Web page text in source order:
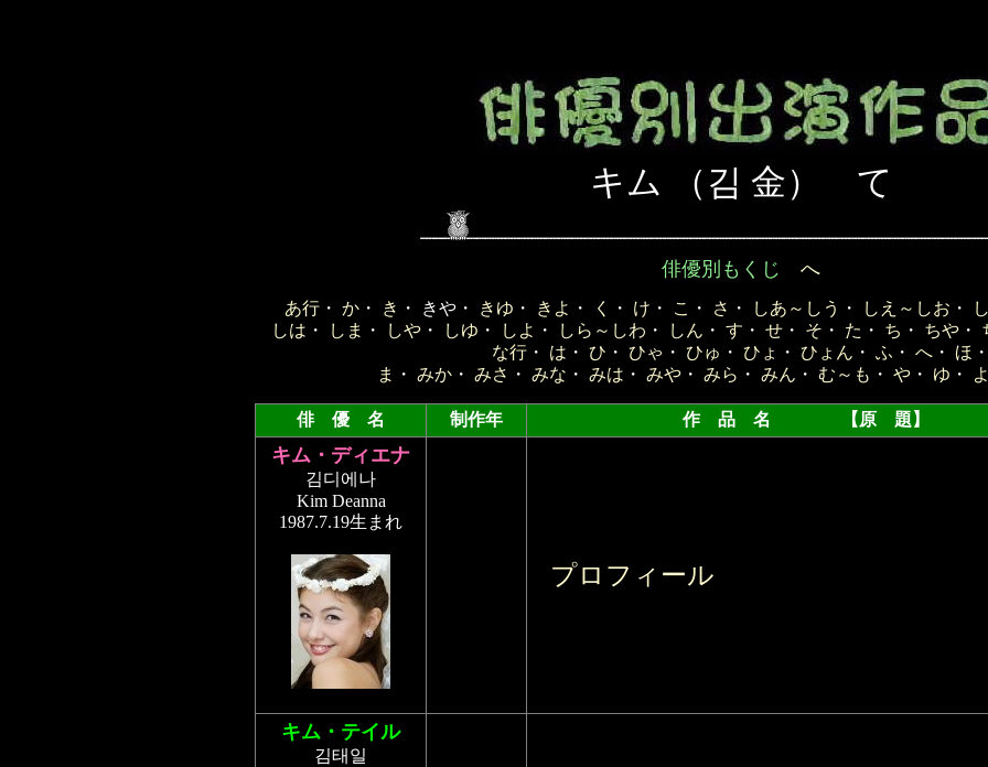
キム （김 金） て
俳優別もくじ へ
あ行 ・ か ・ き ・ きや・ きゆ ・ きよ ・ く ・ け ・ こ ・ さ ・ しあ～しう ・ しえ～しお ・
しは ・ しま ・ しや ・ しゆ ・ しよ ・ しら～しわ ・ しん ・ す ・ せ ・ そ ・ た ・ ち ・ ちや ・
な行 ・ は ・ ひ ・ ひゃ ・ ひゅ ・ ひょ ・ ひょん ・ ふ ・ へ ・ ほ ・
ま
・ みか ・ みさ ・ みな ・ みは ・ みや ・ みら ・ みん ・ む～も ・ や ・ ゆ ・ よ
俳 優 名 制作年 作 品 名 【原 題】 （監
キム・ディエナ
김디에나
Kim Deanna
1987.7.19生まれ
プロフィール
キム・テイル
김태일